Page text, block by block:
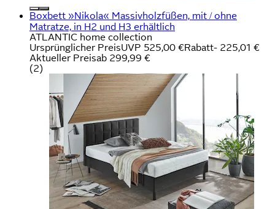
Boxbett »Nikola« Massivholzfüßen, mit / ohne
Matratze, in H2 und H3 erhältlich
ATLANTIC home collection
Ursprünglicher PreisUVP 525,00 €Rabatt- 225,01 €
Aktueller Preisab 299,99 €
(2)